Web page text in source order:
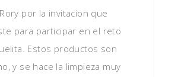
por la invitacion que
para participar en el reto
Estos productos son
y se hace la limpieza muy